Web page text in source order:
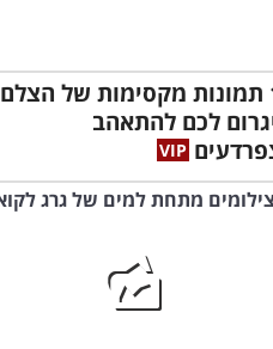
17 תמונות מקסימות של הצלם
לכם להתאהב